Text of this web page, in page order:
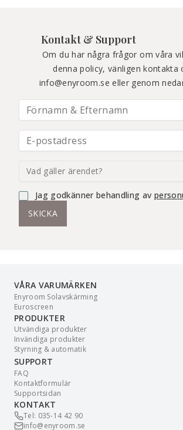
Kontakt & Support
Om du har några frågor om våra
info@enyroom.se eller genom
Vad gäller ärendet?
Jag godkänner behandling av
SKICKA
VÅRA VARUMÄRKEN
Enyroom Solavskärming
Euroscreen
PRODUKTER
Utvändiga produkter
Invändiga produkter
Styrning & automatik
SUPPORT
FAQ
Kontaktformulär
Supportsidan
KONTAKT
Tel: 035-14 42 90
info@enyroom.se